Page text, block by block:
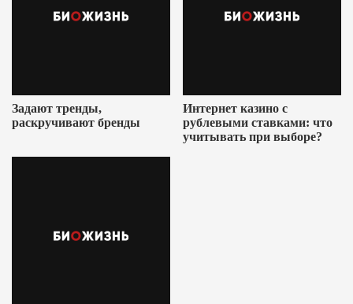
Задают тренды,
раскручивают бренды
Интернет казино с
рублевыми ставками: что
учитывать при выборе?